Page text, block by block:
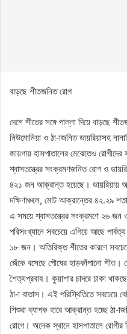
বাড়ছে শীতজনিত রোগ
দেশে শীতের সঙ্গে পাল্লা দিয়ে বাড়ছে
নিউমোনিয়া ও ঠা-াজনিত ডায়রিয়াসহ
জায়গায় হাসপাতালের মেঝেতেও
শ্বাসতন্ত্রের সংক্রমণজনিত রোগ ও
৪২১ জন আক্রান্ত হয়েছে। ডায়রিয়ায়
দক্ষিণাঞ্চলে, মোট আক্রান্তের ৪২.২৯
এ সময়ে শ্বাসতন্ত্রের সংক্রমণে ২৬
পরিসংখ্যানে সবচেয়ে এগিয়ে আছে
১৮ জন। অতিরিক্ত শীতের কারণে
জেঁকে বসেছে পৌষের হাড়কাঁপানো শীত।
শৈত্যপ্রবাহ। কুয়াশার চাদরে ঢাকা
ঠা-া বাতাস। এই পরিস্থিতিতে সবচেয়ে
শিশুরা ব্যাপক হারে আক্রান্ত হচ্ছে ঠা-
রোগে। অনেক স্থানে হাসপাতালে রোগীর